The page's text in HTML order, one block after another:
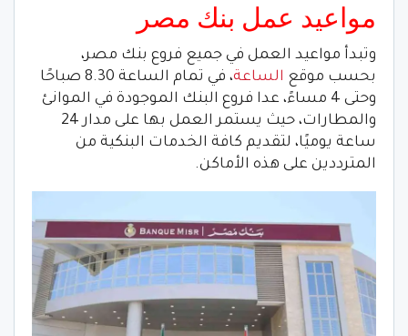
مواعيد عمل بنك مصر
وتبدأ مواعيد العمل في جميع فروع بنك مصر،
بحسب موقع الساعة
، في تمام الساعة 8.30 صباحًا
وحتى 4 مساءً، عدا فروع البنك الموجودة في الموانئ
والمطارات، حيث يستمر العمل بها على مدار 24
ساعة يوميًا، لتقديم كافة الخدمات البنكية من
المترددين على هذه الأماكن.